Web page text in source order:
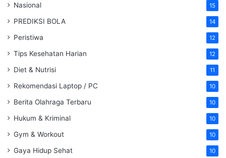
Nasional 15
PREDIKSI BOLA 14
Peristiwa 12
Tips Kesehatan Harian 12
Diet & Nutrisi 11
Rekomendasi Laptop / PC 10
Berita Olahraga Terbaru 10
Hukum & Kriminal 10
Gym & Workout 10
Gaya Hidup Sehat 10